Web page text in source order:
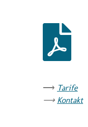
⟶ Tarife
⟶ Kontakt